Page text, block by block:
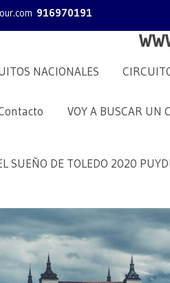
916970191
NACIONALES
VOY A BUSCAR UN
SUEÑO DE TOLEDO 2020